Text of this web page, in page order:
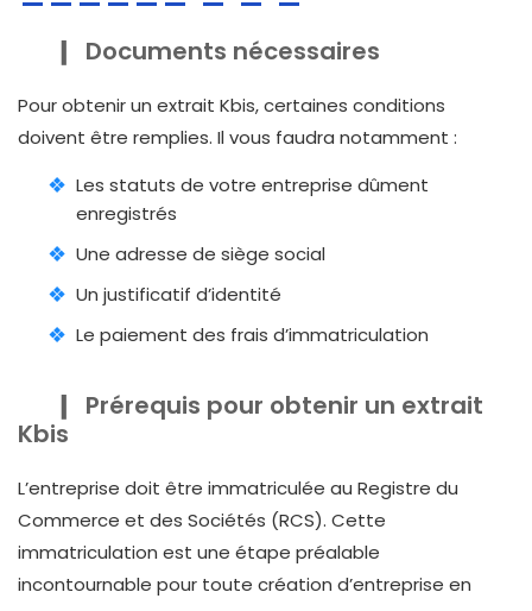
Documents nécessaires
Pour obtenir un extrait Kbis, certaines conditions
doivent être remplies. Il vous faudra notamment :
Les statuts de votre entreprise dûment
enregistrés
Une adresse de siège social
Un justificatif d’identité
Le paiement des frais d’immatriculation
Prérequis pour obtenir un extrait
Kbis
L’entreprise doit être immatriculée au Registre du
Commerce et des Sociétés (RCS). Cette
immatriculation est une étape préalable
incontournable pour toute création d’entreprise en